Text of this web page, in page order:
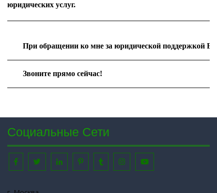
юридических услуг.
При обращении ко мне за юридической
        Звоните прямо сейчас!
Социальные Сети
FacebookTwitter LinkedinPinterestTumblr Instagram